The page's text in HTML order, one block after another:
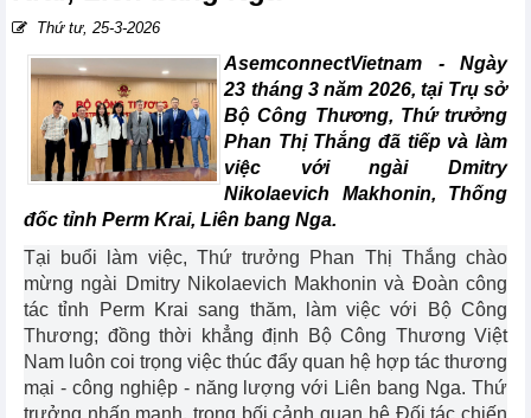
Thứ tư, 25-3-2026
AsemconnectVietnam - Ngày
23 tháng 3 năm 2026, tại Trụ sở
Bộ Công Thương, Thứ trưởng
Phan Thị Thắng đã tiếp và làm
việc với ngài Dmitry
Nikolaevich Makhonin, Thống
đốc tỉnh Perm Krai, Liên bang Nga.
Tại buổi làm việc, Thứ trưởng Phan Thị Thắng chào
mừng ngài Dmitry Nikolaevich Makhonin và Đoàn công
tác tỉnh Perm Krai sang thăm, làm việc với Bộ Công
Thương; đồng thời khẳng định Bộ Công Thương Việt
Nam luôn coi trọng việc thúc đẩy quan hệ hợp tác thương
mại - công nghiệp - năng lượng với Liên bang Nga. Thứ
trưởng nhấn mạnh, trong bối cảnh quan hệ Đối tác chiến